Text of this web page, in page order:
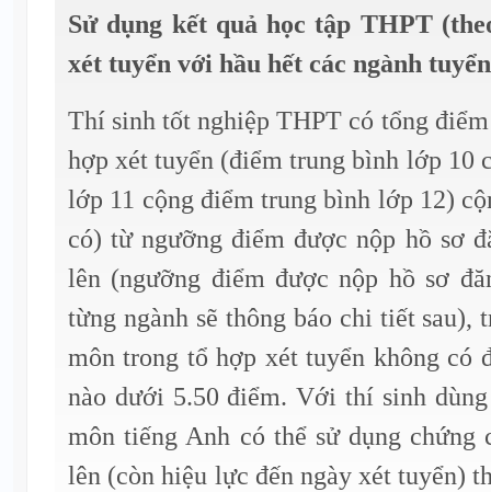
Sử dụng kết quả học tập THPT
xét tuyển với hầu hết các ngành
Thí sinh tốt nghiệp THPT có tổng
hợp xét tuyển (điểm trung bình lớp 10
lớp 11 cộng điểm trung bình lớp 12)
có) từ ngưỡng điểm được nộp hồ sơ
lên (ngưỡng điểm được nộp hồ sơ
từng ngành sẽ thông báo chi tiết sau),
môn trong tổ hợp xét tuyển không có
nào dưới 5.50 điểm. Với thí sinh
môn tiếng Anh có thể sử dụng
lên (còn hiệu lực đến ngày xét tuyển)